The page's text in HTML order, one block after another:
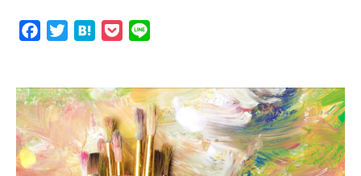
e
o
o
t
t
e
r
e
n
a
k
e
t
e